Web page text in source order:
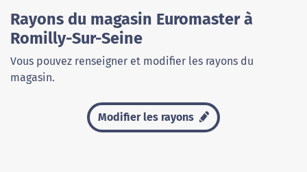
Rayons du magasin Euromaster à
Romilly-Sur-Seine
Vous pouvez renseigner et modifier les rayons du
magasin.
Modifier les rayons